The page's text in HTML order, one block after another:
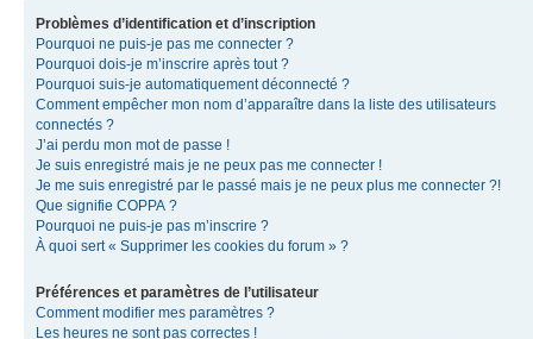
Problèmes d’identification et d’inscription
Pourquoi ne puis-je pas me connecter ?
Pourquoi dois-je m’inscrire après tout ?
Pourquoi suis-je automatiquement déconnecté ?
Comment empêcher mon nom d’apparaître dans la liste des utilisateurs
connectés ?
J’ai perdu mon mot de passe !
Je suis enregistré mais je ne peux pas me connecter !
Je me suis enregistré par le passé mais je ne peux plus me connecter ?!
Que signifie COPPA ?
Pourquoi ne puis-je pas m’inscrire ?
À quoi sert « Supprimer les cookies du forum » ?
Préférences et paramètres de l’utilisateur
Comment modifier mes paramètres ?
Les heures ne sont pas correctes !